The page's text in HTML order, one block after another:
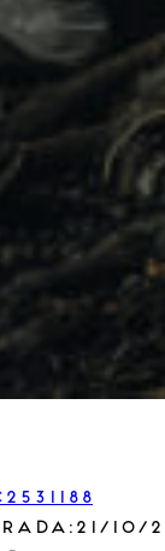
21/10/